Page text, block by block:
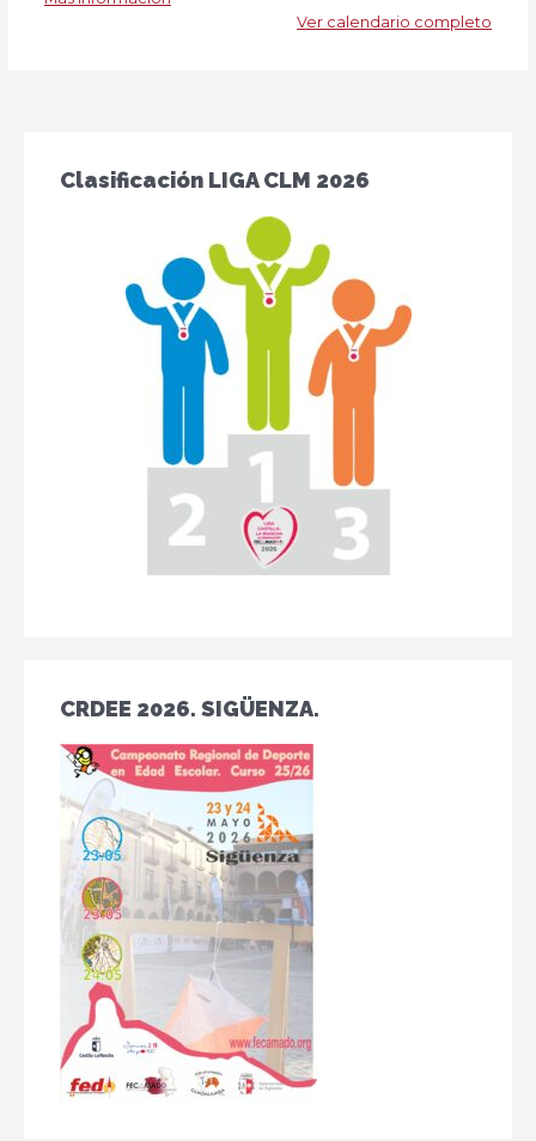
Ver calendario completo
Clasificación LIGA CLM 2026
CRDEE 2026. SIGÜENZA.